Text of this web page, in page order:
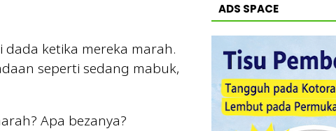
ketika mereka marah.
seperti sedang mabuk,
Apa bezanya?
ADS SPACE